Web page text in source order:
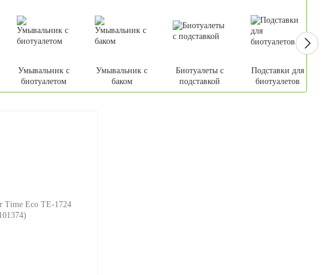
Умывальник с
биотуалетом
Умывальник с
баком
Биотуалеты с
подставкой
Подставки для
биотуалетов